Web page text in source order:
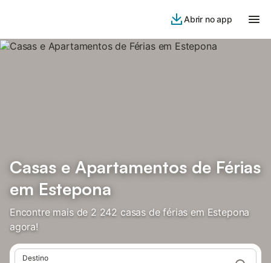
Abrir no app
Casas e Apartamentos de Férias
em Estepona
Encontre mais de 2 242 casas de férias em Estepona
agora!
Destino